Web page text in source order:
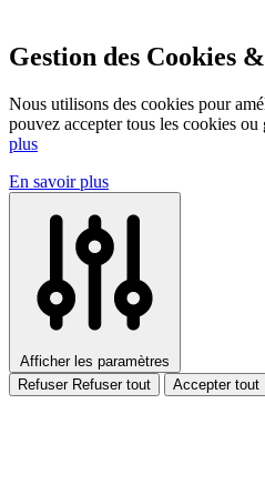
Gestion des Cookies
Nous utilisons des cookies pour
pouvez accepter tous les cookies ou
plus
En savoir plus
Afficher les paramètres
Refuser Refuser tout Accepter tout